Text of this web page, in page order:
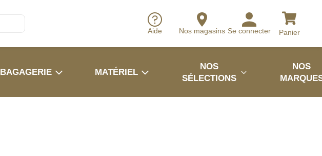
Aide Nos magasins Se connecter Panier
BAGAGERIE MATÉRIEL
NOS
SÉLECTIONS
NOS